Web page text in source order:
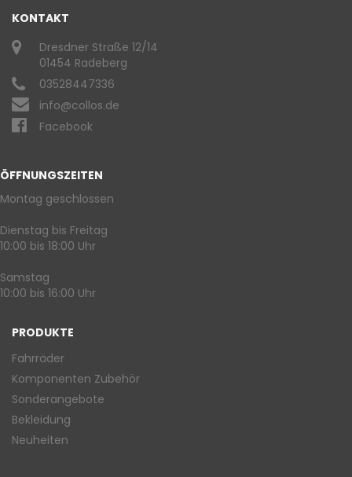
KONTAKT
Dresdner Straße 12/14
01454 Radeberg
03528447336
info@collos.de
Facebook
ÖFFNUNGSZEITEN
Montag geschlossen
Dienstag bis Freitag
10:00 bis 18:00 Uhr
Samstag
10:00 bis 16:00 Uhr
PRODUKTE
Fahrräder
Komponenten Zubehör
Sonderangebote
Bekleidung
Neuheiten